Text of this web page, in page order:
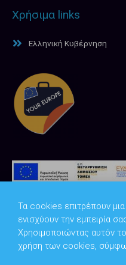
Χρήσιμα links
Ελληνική Κυβέρνηση
Τα cookies επιτρέπουν
ενισχύουν την εμπειρία
Χρησιμοποιώντας αυτόν
χρήση των cookies,